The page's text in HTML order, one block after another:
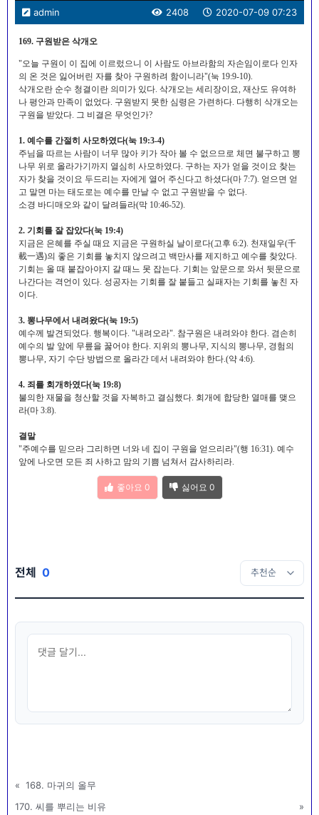
admin 2020-07-09 07:23
2408
169. 구원받은 삭개오
"오늘 구원이 이 집에 이르렀으니 이 사람도 아브라함의 자손임이로다 인자
의 온 것은 잃어버린 자를 찾아 구원하려 함이니라"(눅 19:9-10).
삭개오란 순수 청결이란 의미가 있다. 삭개오는 세리장이요, 재산도 유여하
나 평안과 만족이 없었다. 구원받지 못한 심령은 가련하다. 다행히 삭개오는
구원을 받았다. 그 비결은 무엇인가?
1. 예수를 간절히 사모하였다(눅 19:3-4)
주님을 따르는 사람이 너무 많아 키가 작아 볼 수 없으므로 체면 불구하고 뽕
나무 위로 올라가기까지 열심히 사모하였다. 구하는 자가 얻을 것이요 찾는
자가 찾을 것이요 두드리는 자에게 열어 주신다고 하셨다(마 7:7). 얻으면 얻
고 말면 마는 태도로는 예수를 만날 수 없고 구원받을 수 없다.
소경 바디매오와 같이 달려들라(막 10:46-52).
2. 기회를 잘 잡았다(눅 19:4)
지금은 은혜를 주실 때요 지금은 구원하실 날이로다(고후 6:2). 천재일우(千
載一遇)의 좋은 기회를 놓치지 않으려고 백만사를 제지하고 예수를 찾았다.
기회는 올 때 붙잡아야지 갈 때느 못 잡는다. 기회는 앞문으로 와서 뒷문으로
나간다는 격언이 있다. 성공자는 기회를 잘 붙들고 실패자는 기회를 놓친 자
이다.
3. 뽕나무에서 내려왔다(눅 19:5)
예수께 발견되었다. 행복이다. "내려오라". 참구원은 내려와야 한다. 겸손히
예수의 발 앞에 무릎을 꿇어야 한다. 지위의 뽕나무, 지식의 뽕나무, 경험의
뽕나무, 자기 수단 방법으로 올라간 데서 내려와야 한다.(약 4:6).
4. 죄를 회개하였다(눅 19:8)
불의한 재물을 청산할 것을 자복하고 결심했다. 회개에 합당한 열매를 맺으
라(마 3:8).
결말
"주예수를 믿으라 그리하면 너와 네 집이 구원을 얻으리라"(행 16:31). 예수
앞에 나오면 모든 죄 사하고 맘의 기쁨 넘쳐서 감사하리라.
좋아요 0 싫어요 0
전체 0
« 168. 마귀의 올무
170. 씨를 뿌리는 비유
»